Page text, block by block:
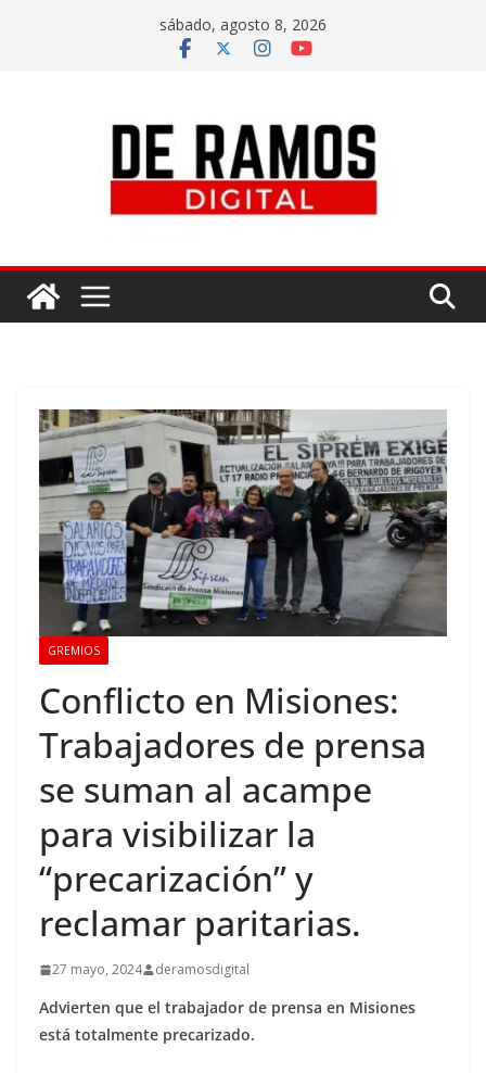
sábado, agosto 8, 2026
GREMIOS
Conflicto en Misiones:
Trabajadores de prensa
se suman al acampe
para visibilizar la
“precarización” y
reclamar paritarias.
27 mayo, 2024 deramosdigital
Advierten que el trabajador de prensa en Misiones
está totalmente precarizado.